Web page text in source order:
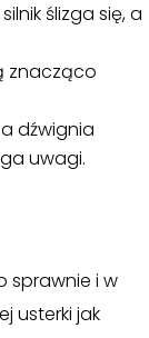
ślizga się, a
znacząco
dźwignia
uwagi.
sprawnie i w
usterki jak